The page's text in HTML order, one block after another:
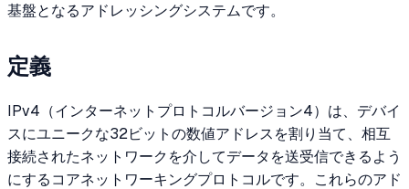
基盤となるアドレッシングシステムです。
定義
IPv4（インターネットプロトコルバージョン4）は、デバイ
スにユニークな32ビットの数値アドレスを割り当て、相互
接続されたネットワークを介してデータを送受信できるよう
にするコアネットワーキングプロトコルです。これらのアド